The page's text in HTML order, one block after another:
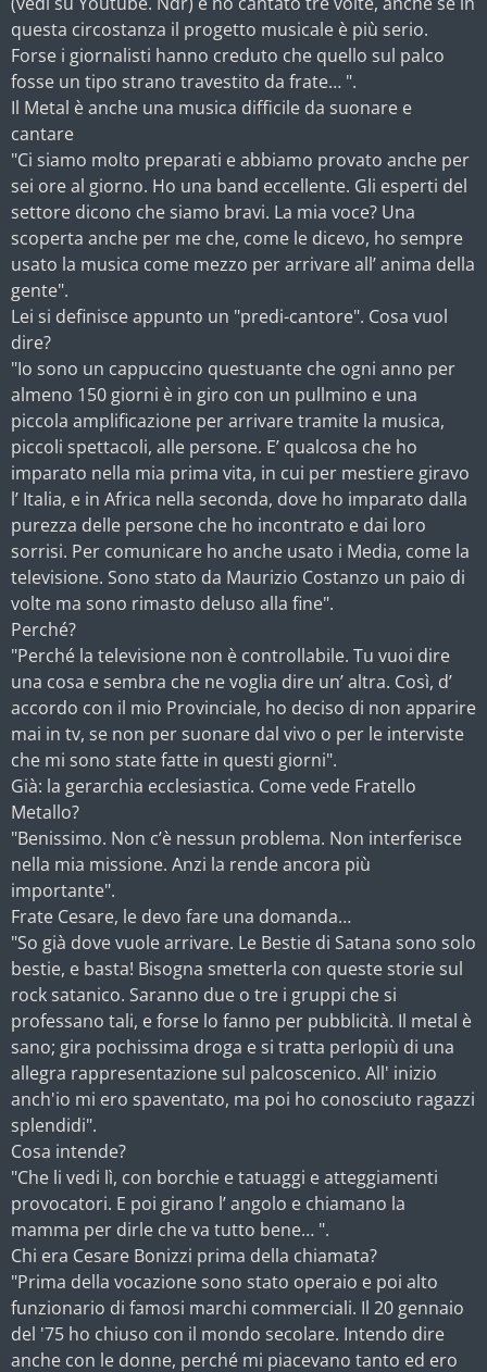
questa circostanza il progetto musicale è più serio.
Forse i giornalisti hanno creduto che quello sul palco
fosse un tipo strano travestito da frate… ".
Il Metal è anche una musica difficile da suonare e
cantare
"Ci siamo molto preparati e abbiamo provato anche per
sei ore al giorno. Ho una band eccellente. Gli esperti del
settore dicono che siamo bravi. La mia voce? Una
scoperta anche per me che, come le dicevo, ho sempre
usato la musica come mezzo per arrivare all’ anima della
gente".
Lei si definisce appunto un "predi-cantore". Cosa vuol
dire?
"Io sono un cappuccino questuante che ogni anno per
almeno 150 giorni è in giro con un pullmino e una
piccola amplificazione per arrivare tramite la musica,
piccoli spettacoli, alle persone. E’ qualcosa che ho
imparato nella mia prima vita, in cui per mestiere giravo
l’ Italia, e in Africa nella seconda, dove ho imparato dalla
purezza delle persone che ho incontrato e dai loro
sorrisi. Per comunicare ho anche usato i Media, come la
televisione. Sono stato da Maurizio Costanzo un paio di
volte ma sono rimasto deluso alla fine".
Perché?
"Perché la televisione non è controllabile. Tu vuoi dire
una cosa e sembra che ne voglia dire un’ altra. Così, d’
accordo con il mio Provinciale, ho deciso di non apparire
mai in tv, se non per suonare dal vivo o per le interviste
che mi sono state fatte in questi giorni".
Già: la gerarchia ecclesiastica. Come vede Fratello
Metallo?
"Benissimo. Non c’è nessun problema. Non interferisce
nella mia missione. Anzi la rende ancora più
importante".
Frate Cesare, le devo fare una domanda…
"So già dove vuole arrivare. Le Bestie di Satana sono solo
bestie, e basta! Bisogna smetterla con queste storie sul
rock satanico. Saranno due o tre i gruppi che si
professano tali, e forse lo fanno per pubblicità. Il metal è
sano; gira pochissima droga e si tratta perlopiù di una
allegra rappresentazione sul palcoscenico. All' inizio
anch'io mi ero spaventato, ma poi ho conosciuto ragazzi
splendidi".
Cosa intende?
"Che li vedi lì, con borchie e tatuaggi e atteggiamenti
provocatori. E poi girano l’ angolo e chiamano la
mamma per dirle che va tutto bene… ".
Chi era Cesare Bonizzi prima della chiamata?
"Prima della vocazione sono stato operaio e poi alto
funzionario di famosi marchi commerciali. Il 20 gennaio
del '75 ho chiuso con il mondo secolare. Intendo dire
anche con le donne, perché mi piacevano tanto ed ero